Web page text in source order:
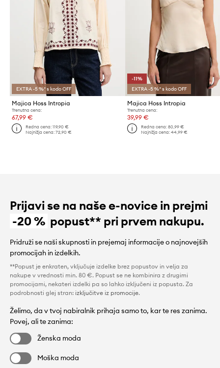
EXTRA -5 %* s kodo OFF
Majica Hoss Intropia
Trenutna cena:
67,99 €
Redna cena:119,90 €
Najnižja cena:72,90 €
-11%
EXTRA -5 %* s kodo OFF
Majica Hoss Intropia
Trenutna cena:
39,99 €
Redna cena: 80,99 €
Najnižja cena: 44,99 €
Prijavi se na naše e-novice in prejmi
-20 % popust** pri prvem nakupu.
Pridruži se naši skupnosti in prejemaj informacije o najnovejših
promocijah in izdelkih.
**Popust je enkraten, vključuje izdelke brez popustov in velja za
nakupe v vrednosti min. 80 €. Popust se ne kombinira z drugimi
promocijami, nekateri izdelki pa so lahko izključeni iz popusta. Za
podrobnosti glej stran: izključitve iz promocije.
Želimo, da v tvoj nabiralnik prihaja samo to, kar te res zanima.
Povej, ali te zanima:
Ženska moda
Moška moda